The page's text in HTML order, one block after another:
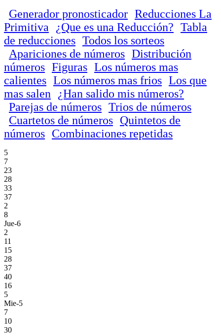
Generador pronosticador Reducciones La
Primitiva
¿Que es una Reducción? Tabla
de reducciones Todos los sorteos
Apariciones de números Distribución
números Figuras Los números mas
calientes Los números mas frios Los que
mas salen
¿Han salido mis números?
Parejas de números Trios de números
Cuartetos de números Quintetos de
números Combinaciones repetidas
5
7
23
28
33
37
2
8
Jue-6
2
11
15
28
37
40
16
5
Mie-5
7
10
30